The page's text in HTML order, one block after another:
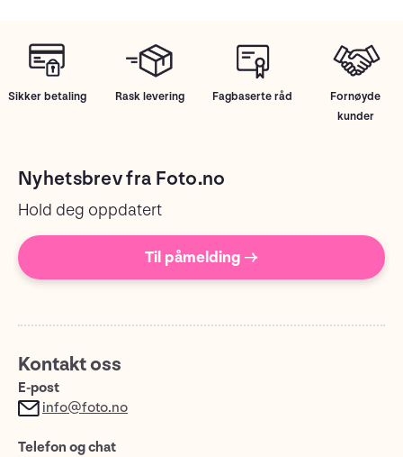
Sikker betaling Rask levering Fagbaserte råd
Fornøyde
kunder
Nyhetsbrev fra Foto.no
Hold deg oppdatert
Til påmelding →
Kontakt oss
E-post
info@foto.no
Telefon og chat